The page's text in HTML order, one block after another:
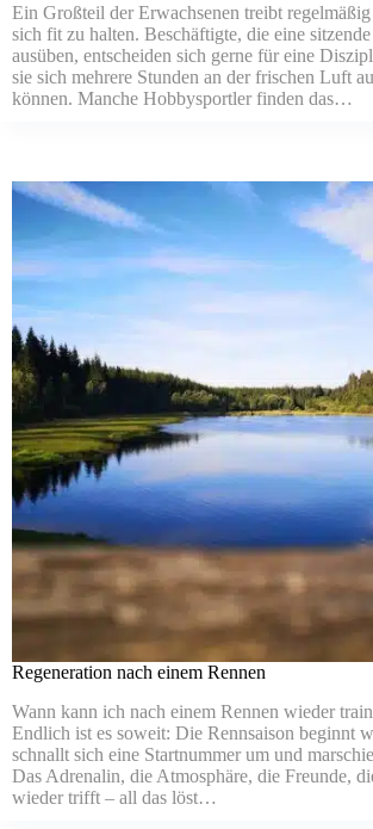
Ein Großteil der Erwachsenen treibt
sich fit zu halten. Beschäftigte, die eine
ausüben, entscheiden sich gerne für eine
sie sich mehrere Stunden an der frischen Luft
können. Manche Hobbysportler finden das…
Regeneration nach einem Rennen
Wann kann ich nach einem Rennen wieder
Endlich ist es soweit: Die Rennsaison beginnt
schnallt sich eine Startnummer um und
Das Adrenalin, die Atmosphäre, die Freunde,
wieder trifft – all das löst…